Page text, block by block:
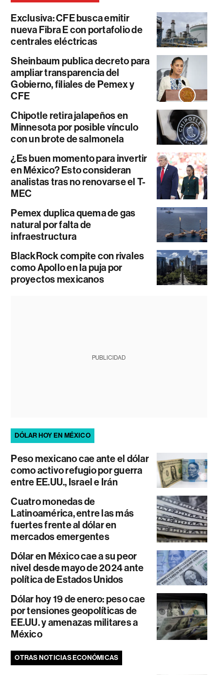
Exclusiva: CFE busca emitir
nueva Fibra E con portafolio de
centrales eléctricas
Sheinbaum publica decreto para
ampliar transparencia del
Gobierno, filiales de Pemex y
CFE
Chipotle retira jalapeños en
Minnesota por posible vínculo
con un brote de salmonela
¿Es buen momento para invertir
en México? Esto consideran
analistas tras no renovarse el T-
MEC
Pemex duplica quema de gas
natural por falta de
infraestructura
BlackRock compite con rivales
como Apollo en la puja por
proyectos mexicanos
PUBLICIDAD
DÓLAR HOY EN MÉXICO
Peso mexicano cae ante el dólar
como activo refugio por guerra
entre EE.UU., Israel e Irán
Cuatro monedas de
Latinoamérica, entre las más
fuertes frente al dólar en
mercados emergentes
Dólar en México cae a su peor
nivel desde mayo de 2024 ante
política de Estados Unidos
Dólar hoy 19 de enero: peso cae
por tensiones geopolíticas de
EE.UU. y amenazas militares a
México
OTRAS NOTICIAS ECONÓMICAS